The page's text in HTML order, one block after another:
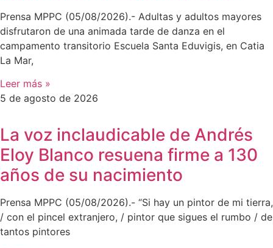
Prensa MPPC (05/08/2026).- Adultas y adultos mayores
disfrutaron de una animada tarde de danza en el
campamento transitorio Escuela Santa Eduvigis, en Catia
La Mar,
Leer más »
5 de agosto de 2026
La voz inclaudicable de Andrés
Eloy Blanco resuena firme a 130
años de su nacimiento
Prensa MPPC (05/08/2026).- “Si hay un pintor de mi tierra,
/ con el pincel extranjero, / pintor que sigues el rumbo / de
tantos pintores